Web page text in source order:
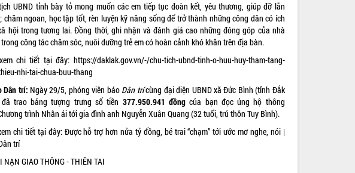
UBND tỉnh bày tỏ mong muốn các em tiếp tục đoàn kết, yêu thương, giúp đỡ lẫn
chăm ngoan, học tập tốt, rèn luyện kỹ năng sống để trở thành những công dân có ích
hội trong tương lai. Đồng thời, ghi nhận và đánh giá cao những đóng góp của nhà
công tác chăm sóc, nuôi dưỡng trẻ em có hoàn cảnh khó khăn trên địa bàn.
chi tiết tại đây: https://daklak.gov.vn/-/chu-tich-ubnd-tinh-o-huu-huy-tham-tang-
nhi-tai-chua-buu-thang
Dân trí: Ngày 29/5, phóng viên báo Dân trícùng đại diện UBND xã Đức Bình (tỉnh Đắk
trao bảng tượng trưng số tiền 377.950.941 đồngcủa bạn đọc ủng hộ thông
trình Nhân áitới gia đình anh Nguyễn Xuân Quang (32 tuổi, trú thôn Tuy Bình).
chi tiết tại đây: Được hỗ trợ hơn nửa tỷ đồng, bé trai “chạm” tới ước mơ nghe, nói |
trí
NẠN GIAO THÔNG - THIÊN TAI